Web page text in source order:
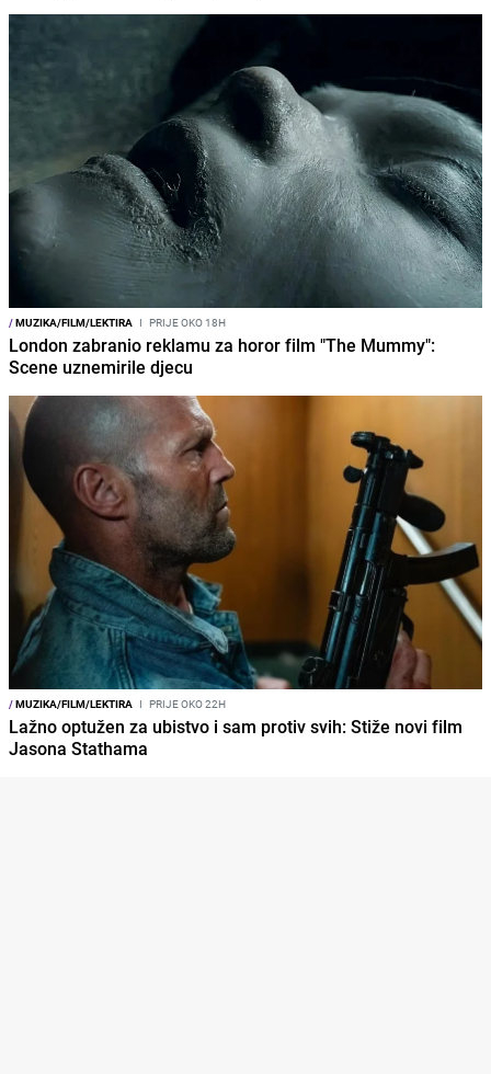
/MUZIKA/FILM/LEKTIRA I PRIJE OKO 18H
London zabranio reklamu za horor film "The Mummy":
Scene uznemirile djecu
/MUZIKA/FILM/LEKTIRA I PRIJE OKO 22H
Lažno optužen za ubistvo i sam protiv svih: Stiže novi film
Jasona Stathama